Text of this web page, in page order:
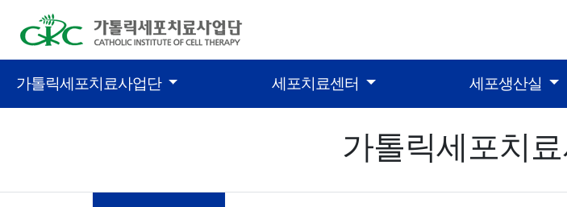
콘텐츠 바로가기
가톨릭세포치료사업단 세포치료센터 세포생산실
가톨릭세포치